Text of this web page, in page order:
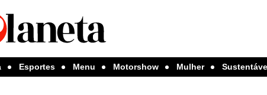
Esportes Menu Motorshow Mulher